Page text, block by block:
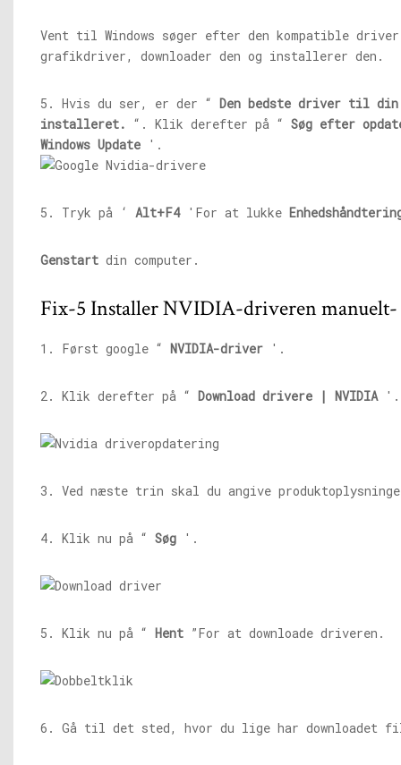
Vent til Windows søger efter den kompatible
grafikdriver, downloader den og installerer den.
5. Hvis du ser, er der “ Den bedste driver til din
installeret. “. Klik derefter på “ Søg efter
Windows Update '.
5. Tryk på ‘ Alt+F4'For at lukke
Genstart din computer.
Fix-5 Installer NVIDIA-driveren manuelt-
1. Først google “ NVIDIA-driver '.
2. Klik derefter på “ Download drivere | NVIDIA'.
3. Ved næste trin skal du angive
4. Klik nu på “ Søg '.
5. Klik nu på “ Hent ”For at downloade driveren.
6. Gå til det sted, hvor du lige har downloadet